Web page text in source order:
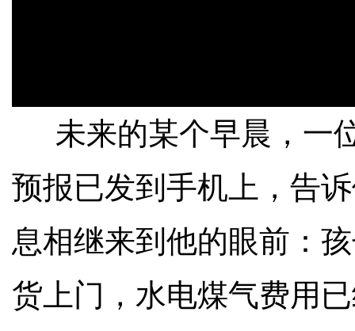
未来的某个早晨，一
预报已发到手机上，告
息相继来到他的眼前：
货上门，水电煤气费用